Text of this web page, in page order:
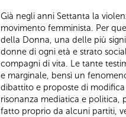
Già negli anni Settanta la
movimento femminista. Per
della Donna, una delle più
donne di ogni età e strato
compagni di vita. Le tante
e marginale, bensì un
dibattito e proposte di
risonanza mediatica e
fatto proprio da alcuni partiti,